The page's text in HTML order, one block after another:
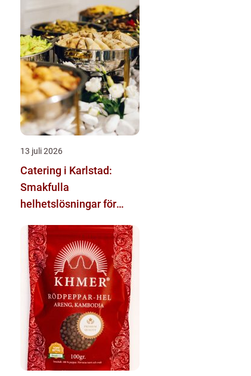
13 juli 2026
Catering i Karlstad:
Smakfulla
helhetslösningar för